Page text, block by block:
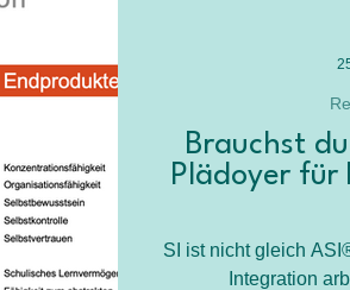
Brauchst
Plädoyer
SI ist nicht gleich
Integration